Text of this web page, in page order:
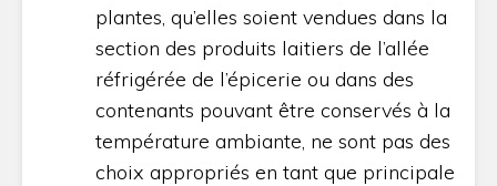
plantes, qu’elles soient vendues dans la
section des produits laitiers de l’allée
réfrigérée de l’épicerie ou dans des
contenants pouvant être conservés à la
température ambiante, ne sont pas des
choix appropriés en tant que principale